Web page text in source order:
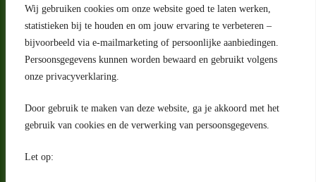
Wij gebruiken cookies om onze website goed te laten werken,
statistieken bij te houden en om jouw ervaring te verbeteren –
bijvoorbeeld via e-mailmarketing of persoonlijke aanbiedingen.
Persoonsgegevens kunnen worden bewaard en gebruikt volgens
onze privacyverklaring.
Door gebruik te maken van deze website, ga je akkoord met het
gebruik van cookies en de verwerking van persoonsgegevens.
Let op:
Adres
Riga 4 E
2993 LW Barendrecht
Nederland
Contact
klantenservice@portugeseproducten.nl
Facebook